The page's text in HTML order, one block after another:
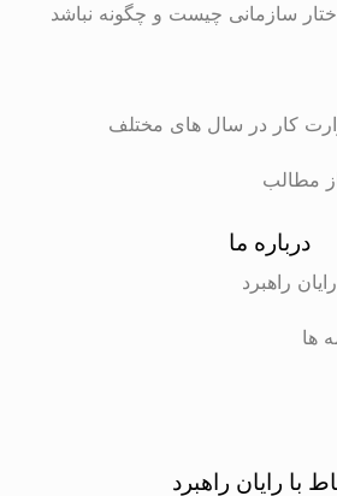
سازمانی چیست و چگونه نباشد
کار در سال های مختلف
مطالب
درباره ما
راهبرد
ها
با رایان راهبرد